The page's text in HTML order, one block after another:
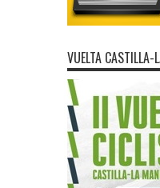
VUELTA